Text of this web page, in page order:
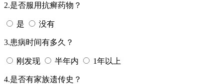
2.是否服用抗癣药物？
是 没有
3.患病时间有多久？
刚发现 半年内 1年以上
4.是否有家族遗传史？